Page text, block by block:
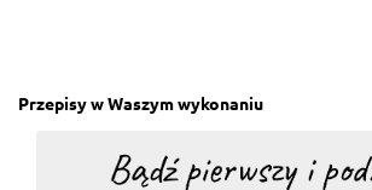
Przepisy w Waszym wykonaniu